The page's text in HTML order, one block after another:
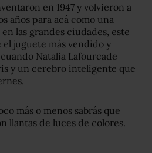
en 1947 y volvieron a
años para acá como una
las grandes ciudades, este
juguete más vendido y
Natalia Lafourcade
y un cerebro inteligente que
más o menos sabrás que
llantas de luces de colores.